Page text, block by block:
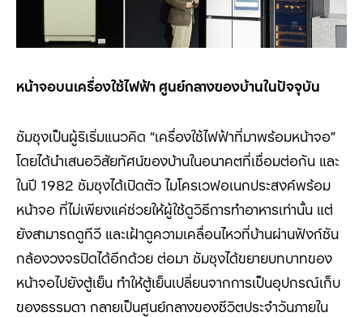
หน้าจอบนเครื่องใช้ไฟฟ้า ศูนย์กลางของบ้านในปัจจุบัน
ซัมซุงเป็นผู้ริเริ่มแนวคิด “เครื่องใช้ไฟฟ้าที่มาพร้อมหน้าจอ”
โดยได้นำเสนอวิสัยทัศน์ของบ้านในอนาคตที่เชื่อมต่อกัน และ
ในปี 1982 ซัมซุงได้เปิดตัว ไมโครเวฟอเนกประสงค์พร้อม
หน้าจอ ที่ไม่เพียงแค่ช่วยให้ผู้ใช้ดูวิธีการทำอาหารเท่านั้น แต่
ยังสามารถดูทีวี และเฝ้าดูความเคลื่อนไหวที่บ้านผ่านฟังก์ชัน
กล้องวงจรปิดได้อีกด้วย ต่อมา ซัมซุงได้ขยายบทบาทของ
หน้าจอไปยังตู้เย็น ทำให้ตู้เย็นเปลี่ยนจากการเป็นอุปกรณ์เก็บ
ของธรรมดา กลายเป็นศูนย์กลางของชีวิตประจำวันภายใน